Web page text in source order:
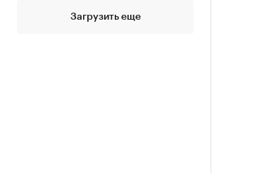
Загрузить еще